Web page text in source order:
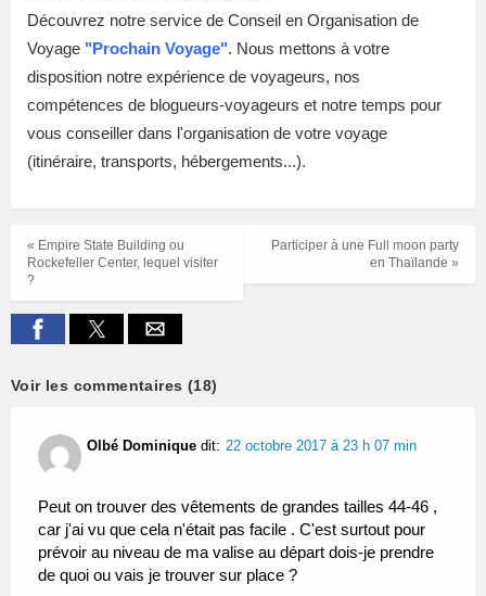
Découvrez notre service de Conseil en Organisation de
Voyage "Prochain Voyage". Nous mettons à votre
disposition notre expérience de voyageurs, nos
compétences de blogueurs-voyageurs et notre temps pour
vous conseiller dans l'organisation de votre voyage
(itinéraire, transports, hébergements...).
Participer à une Full moon party
en Thaïlande »
« Empire State Building ou
Rockefeller Center, lequel visiter
?
Voir les commentaires (18)
Olbé Dominique dit: 22 octobre 2017 à 23 h 07 min
Peut on trouver des vêtements de grandes tailles 44-46 ,
car j'ai vu que cela n'était pas facile . C'est surtout pour
prévoir au niveau de ma valise au départ dois-je prendre
de quoi ou vais je trouver sur place ?